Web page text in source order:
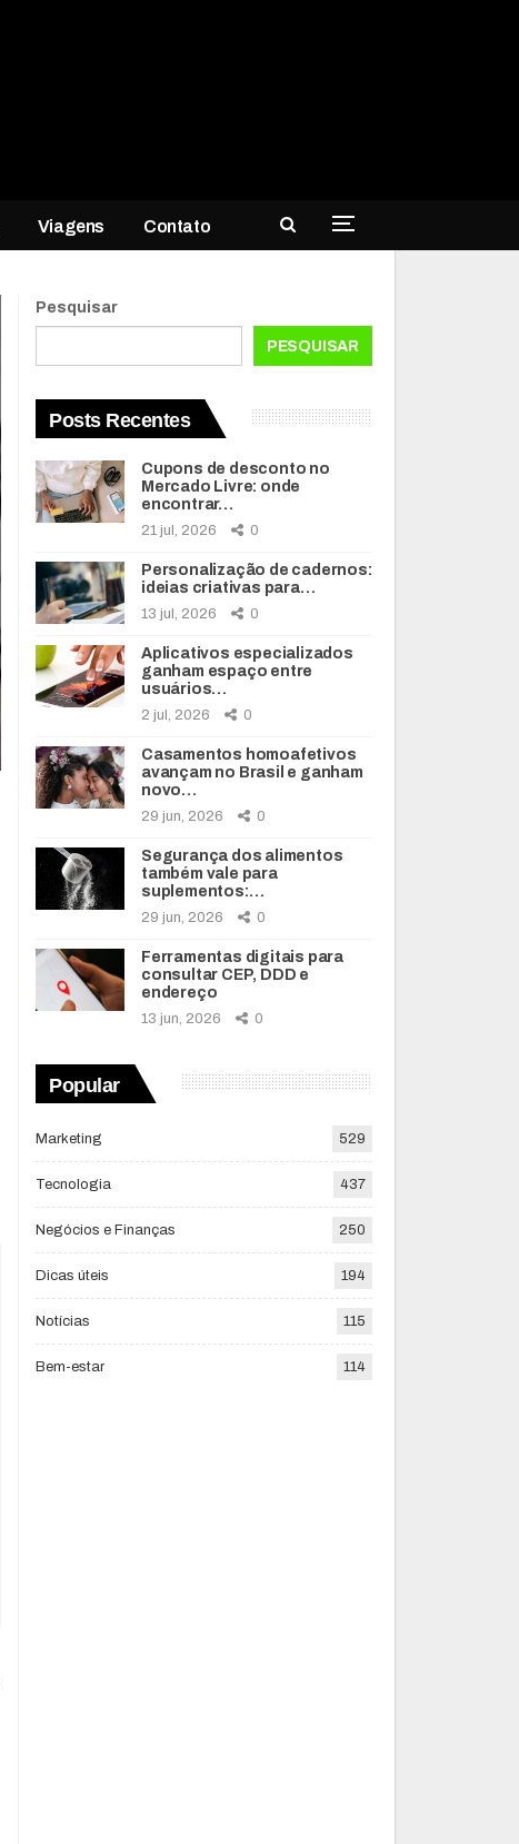
Viagens Contato
Pesquisar
PESQUISAR
Posts Recentes
Cupons de desconto no
Mercado Livre: onde
encontrar…
21 jul, 2026 0
Personalização de cadernos:
ideias criativas para…
13 jul, 2026 0
Aplicativos especializados
ganham espaço entre
usuários…
2 jul, 2026 0
Casamentos homoafetivos
avançam no Brasil e ganham
novo…
29 jun, 2026 0
Segurança dos alimentos
também vale para
suplementos:…
29 jun, 2026 0
Ferramentas digitais para
consultar CEP, DDD e
endereço
13 jun, 2026 0
Popular
Marketing 529
Tecnologia 437
Negócios e Finanças 250
Dicas úteis 194
Notícias 115
Bem-estar 114